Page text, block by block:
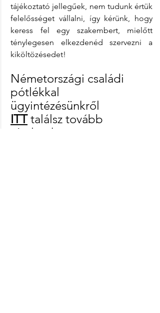
tájékoztató jellegűek, nem tudunk értük
felelősséget vállalni, így kérünk, hogy
keress fel egy szakembert, mielőtt
ténylegesen elkezdenéd szervezni a
kiköltözésedet!
Németországi családi
pótlékkal
ügyintézésünkről
ITT találsz tovább
részleteket.